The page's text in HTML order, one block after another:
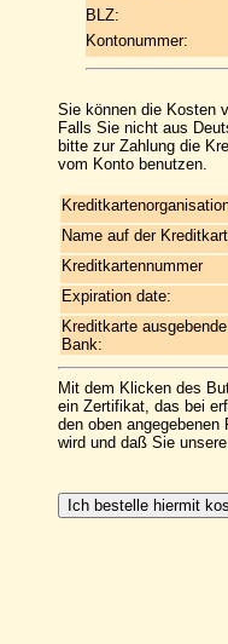
BLZ:
Kontonummer:
Sie können die Kosten
Falls Sie nicht aus
bitte zur Zahlung die
vom Konto benutzen.
Name auf der
Kreditkartennummer
Expiration date:
Kreditkarte ausgebende
Bank:
Mit dem Klicken des
ein Zertifikat, das bei
den oben
wird und daß Sie unsere